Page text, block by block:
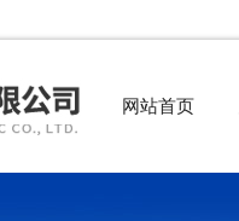
网站首页